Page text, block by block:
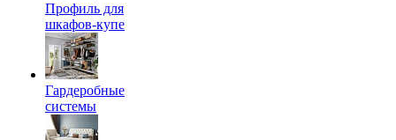
Профиль для
шкафов-купе
Гардеробные
системы